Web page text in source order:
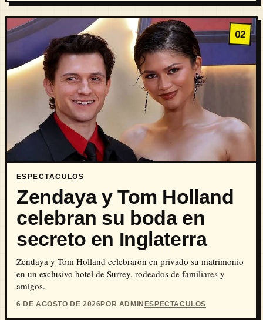
02
ESPECTACULOS
Zendaya y Tom Holland
celebran su boda en
secreto en Inglaterra
Zendaya y Tom Holland celebraron en privado su matrimonio
en un exclusivo hotel de Surrey, rodeados de familiares y
amigos.
6 DE AGOSTO DE 2026POR ADMIN ESPECTACULOS